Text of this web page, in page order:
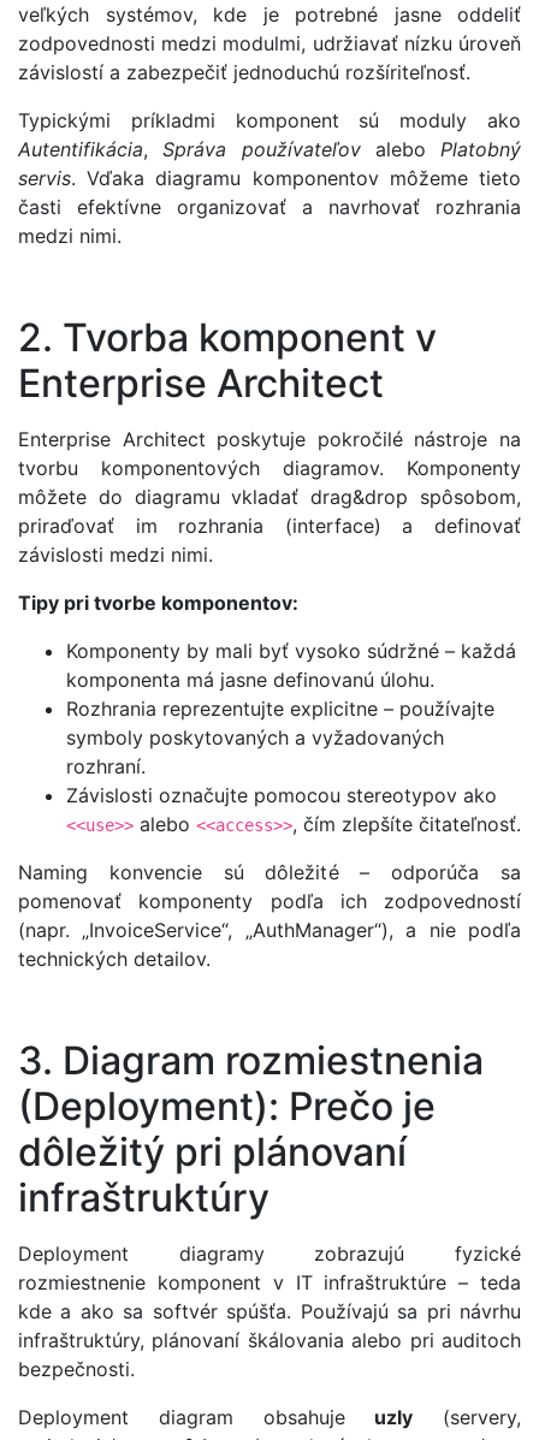
veľkých systémov, kde je potrebné jasne oddeliť
zodpovednosti medzi modulmi, udržiavať nízku úroveň
závislostí a zabezpečiť jednoduchú rozšíriteľnosť.
Typickými príkladmi komponent sú moduly ako
Autentifikácia,Správa používateľovalebo Platobný
servis. Vďaka diagramu komponentov môžeme tieto
časti efektívne organizovať a navrhovať rozhrania
medzi nimi.
2. Tvorba komponent v
Enterprise Architect
Enterprise Architect poskytuje pokročilé nástroje na
tvorbu komponentových diagramov. Komponenty
môžete do diagramu vkladať drag&drop spôsobom,
priraďovať im rozhrania (interface) a definovať
závislosti medzi nimi.
Tipy pri tvorbe komponentov:
Komponenty by mali byť vysoko súdržné – každá
komponenta má jasne definovanú úlohu.
Rozhrania reprezentujte explicitne – používajte
symboly poskytovaných a vyžadovaných
rozhraní.
Závislosti označujte pomocou stereotypov ako
<<use>> alebo <<access>>, čím zlepšíte čitateľnosť.
Naming konvencie sú dôležité – odporúča sa
pomenovať komponenty podľa ich zodpovedností
(napr. „InvoiceService“, „AuthManager“), a nie podľa
technických detailov.
3. Diagram rozmiestnenia
(Deployment): Prečo je
dôležitý pri plánovaní
infraštruktúry
Deployment diagramy zobrazujú fyzické
rozmiestnenie komponent v IT infraštruktúre – teda
kde a ako sa softvér spúšťa. Používajú sa pri návrhu
infraštruktúry, plánovaní škálovania alebo pri auditoch
bezpečnosti.
Deployment diagram obsahuje uzly (servery,